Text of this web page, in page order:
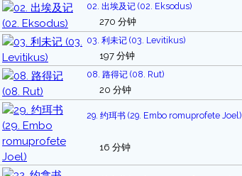
02. 出埃及记 (02. Eksodus)
270 分钟
03. 利未记 (03. Levitikus)
197 分钟
08. 路得记 (08. Rut)
20 分钟
29. 约珥书 (29. Embo romuprofete Joel)
16 分钟